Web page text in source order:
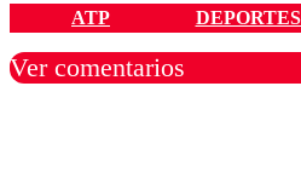
ATP
Ver comentarios